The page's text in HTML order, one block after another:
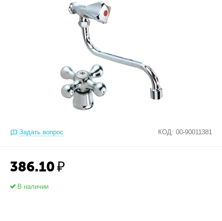
Задать вопрос КОД: 00-90011381
386.10₽
В наличии